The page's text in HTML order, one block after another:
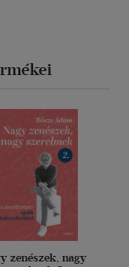
zenészek, nagy